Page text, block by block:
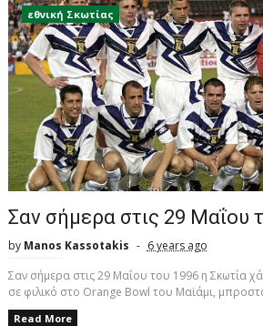
εθνική Σκωτίας
Σαν σήμερα στις 29 Μαΐου
by Manos Kassotakis
6 years ago
Σαν σήμερα στις 29 Μαΐου του 1996 η Σκωτία
σε φιλικό στο Orange Bowl του Μαϊάμι,
Read More